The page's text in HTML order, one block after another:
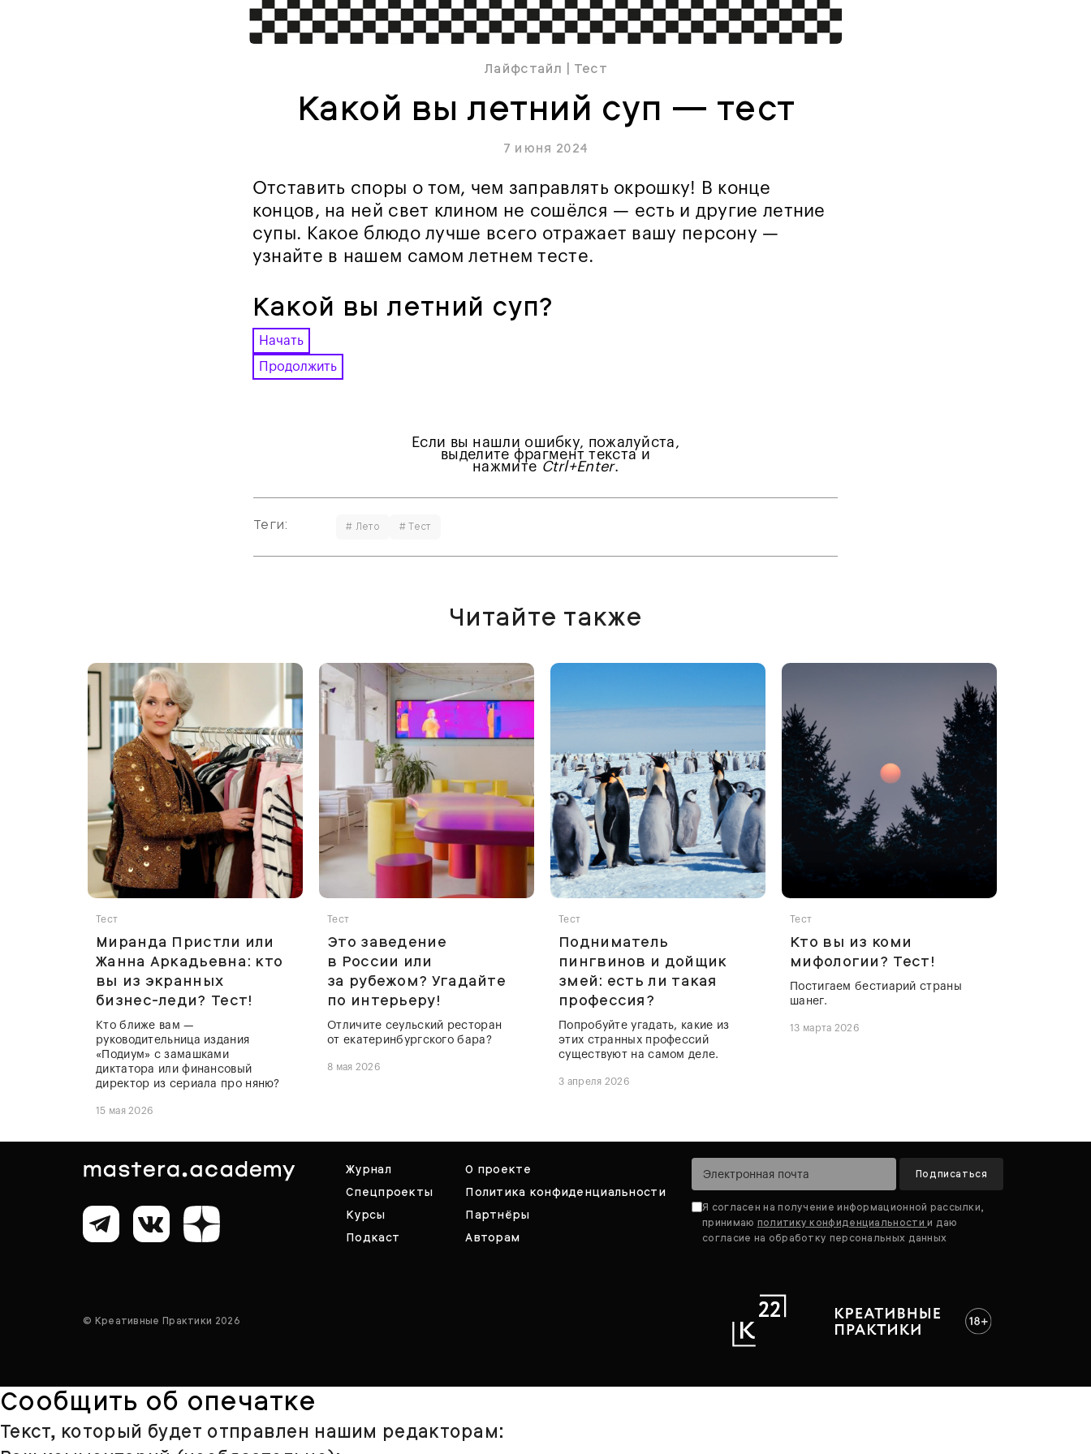
Лайфстайл Тест
Какой вы летний суп — тест
7 июня 2024
Отставить споры о том, чем заправлять окрошку! В конце
концов, на ней свет клином не сошёлся — есть и другие летние
супы. Какое блюдо лучше всего отражает вашу персону —
узнайте в нашем самом летнем тесте.
Какой вы летний суп?
Начать
Продолжить
Если вы нашли ошибку, пожалуйста,
выделите фрагмент текста и
нажмите Ctrl+Enter.
Теги: # Лето # Тест
Читайте также
Тест
Миранда Пристли или
Жанна Аркадьевна: кто
вы из экранных
бизнес-леди? Тест!
Кто ближе вам —
руководительница издания
«Подиум» с замашками
диктатора или финансовый
директор из сериала про няню?
15 мая 2026
Тест
Это заведение
в России или
за рубежом? Угадайте
по интерьеру!
Отличите сеульский ресторан
от екатеринбургского бара?
8 мая 2026
Тест
Подниматель
пингвинов и дойщик
змей: есть ли такая
профессия?
Попробуйте угадать, какие из
этих странных профессий
существуют на самом деле.
3 апреля 2026
Тест
Кто вы из коми
мифологии? Тест!
Постигаем бестиарий страны
шанег.
13 марта 2026
Журнал
Спецпроекты
Курсы
Подкаст
О проекте
Политика конфиденциальности
Партнёры
Авторам
Подписаться
Я согласен на получение информационной рассылки,
принимаю политику конфиденциальностии даю
согласие на обработку персональных данных
© Креативные Практики 2026
Сообщить об опечатке
Текст, который будет отправлен нашим редакторам: